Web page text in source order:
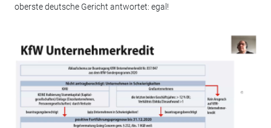
oberste deutsche Gericht antwortet: egal!